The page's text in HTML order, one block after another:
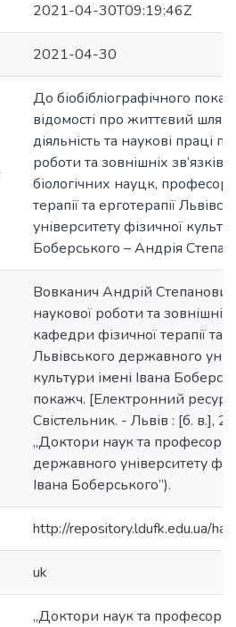
2021-04-30T09:19:46Z
2021-04-30
До біобібліографічного
відомості про життєвий
діяльність та наукові праці
роботи та зовнішніх
біологічних науцк,
терапії та ерготерапії
університету фізичної
Боберського – Андрія
Вовканич Андрій
наукової роботи та
кафедри фізичної терапії та
Львівського державного
культури імені Івана
покажч. [Електронний
Свістельник. - Львів : [б. в.],
„Доктори наук та професори
державного університету
Івана Боберського”).
http://repository.ldufk.edu.ua/
uk
„Доктори наук та професори